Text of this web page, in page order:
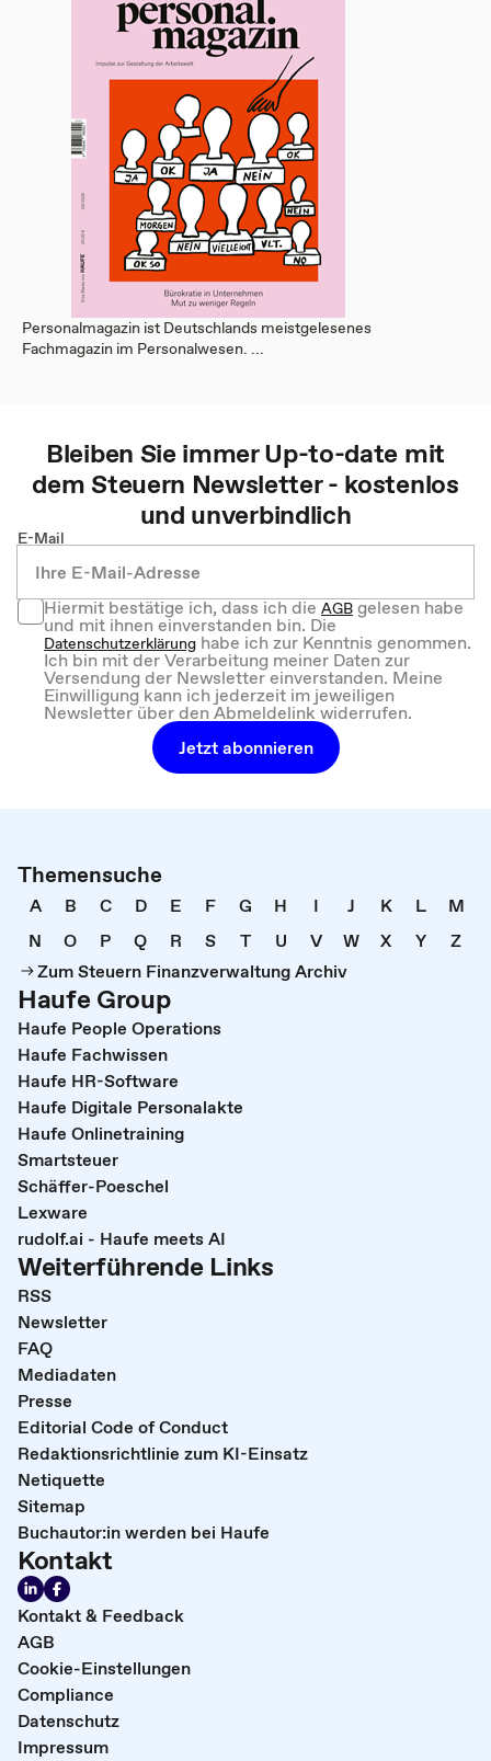
Personalmagazin ist Deutschlands meistgelesenes
Fachmagazin im Personalwesen. ...
Bleiben Sie immer Up-to-date mit
demSteuern Newsletter - kostenlos
und unverbindlich
E-Mail
Hiermit bestätige ich, dass ich dieAGBgelesen habe
und mit ihnen einverstanden bin. Die
Datenschutzerklärung habe ich zur Kenntnis genommen.
Ich bin mit der Verarbeitung meiner Daten zur
Versendung der Newsletter einverstanden. Meine
Einwilligung kann ich jederzeit im jeweiligen
Newsletter über den Abmeldelink widerrufen.
Jetzt abonnieren
Themensuche
A B C D E F G H I J K L
M
N
O P Q R S T U V W X Y
Z
Zum Steuern Finanzverwaltung Archiv
Haufe Group
Haufe People Operations
Haufe Fachwissen
Haufe HR-Software
Haufe Digitale Personalakte
Haufe Onlinetraining
Smartsteuer
Schäffer-Poeschel
Lexware
rudolf.ai - Haufe meets AI
Weiterführende Links
RSS
Newsletter
FAQ
Mediadaten
Presse
Editorial Code of Conduct
Redaktionsrichtlinie zum KI-Einsatz
Netiquette
Sitemap
Buchautor:in werden bei Haufe
Kontakt
Kontakt & Feedback
AGB
Cookie-Einstellungen
Compliance
Datenschutz
Impressum